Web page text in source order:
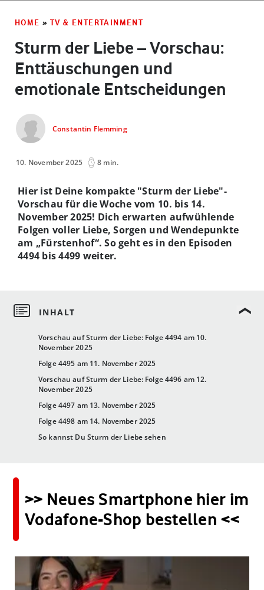
HOME » TV & ENTERTAINMENT
Sturm der Liebe – Vorschau:
Enttäuschungen und
emotionale Entscheidungen
Constantin Flemming
10. November 2025 8 min.
Vorschau auf Sturm der Liebe: Folge 4494 am 10.
November 2025
Folge 4495 am 11. November 2025
Vorschau auf Sturm der Liebe: Folge 4496 am 12.
November 2025
Folge 4497 am 13. November 2025
Folge 4498 am 14. November 2025
So kannst Du Sturm der Liebe sehen
Hier ist Deine kompakte "Sturm der Liebe"-
Vorschau für die Woche vom 10. bis 14.
November 2025! Dich erwarten aufwühlende
Folgen voller Liebe, Sorgen und Wendepunkte
am „Fürstenhof“. So geht es in den Episoden
4494 bis 4499 weiter.
>> Neues Smartphone hier im
Vodafone-Shop bestellen <<